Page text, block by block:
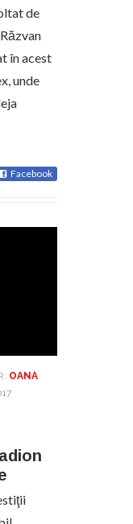
de
în acest
unde
Facebook
OANA